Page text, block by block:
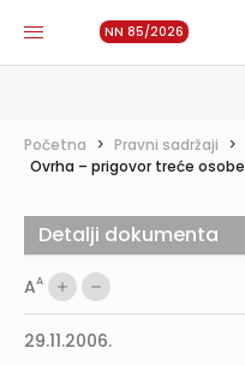
NN 85/2026
Početna > Pravni sadržaji >
Ovrha – prigovor treće osobe
AA
29.11.2006.
Detalji dokumenta